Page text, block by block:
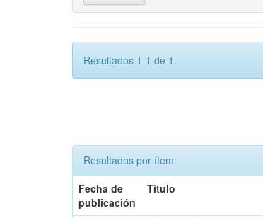
Resultados 1-1 de 1.
Resultados por ítem:
Fecha de
publicación
Título